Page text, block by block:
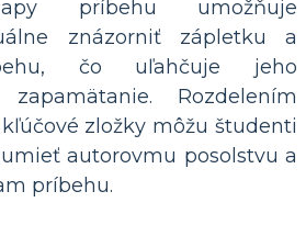
príbehu umožňuje
znázorniť zápletku a
čo uľahčuje jeho
Rozdelením
zložky môžu študenti
autorovmu posolstvu a
príbehu.